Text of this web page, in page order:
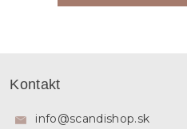
Kontakt
info@scandishop.sk